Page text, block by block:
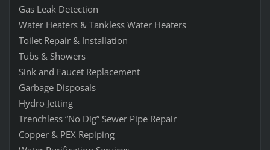
Gas Leak Detection
Water Heaters & Tankless Water Heaters
Toilet Repair & Installation
Tubs & Showers
Sink and Faucet Replacement
Garbage Disposals
Hydro Jetting
Trenchless “No Dig” Sewer Pipe Repair
Copper & PEX Repiping